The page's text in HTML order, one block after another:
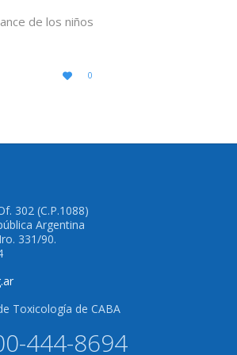
de los niños

LOVE
IT
0
302 (C.P.1088)
Argentina
331/90.
Toxicología de CABA
444-8694